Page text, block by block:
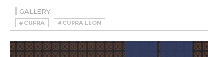
GALLERY
#CUPRA
#CUPRA LEON
#CUPRA LEON E-HYBRID
#HOTHATCH
#IBRIDA RICARICABILE
#IBRIDO PLUG-IN
#LEON
#PLUG-IN